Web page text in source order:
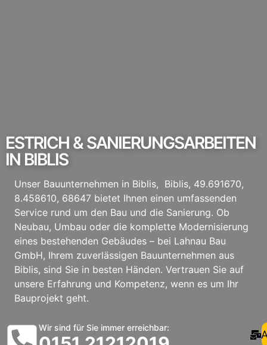
ESTRICH & SANIERUNGSARBEITEN
IN BIBLIS
Unser Bauunternehmen in Biblis, Biblis, 49.691670,
8.458610, 68647 bietet Ihnen einen umfassenden
Service rund um den Bau und die Sanierung. Ob
Neubau, Umbau oder die komplette Modernisierung
eines bestehenden Gebäudes – bei Lahnau Bau
GmbH, Ihrem zuverlässigen Bauunternehmen aus
Biblis, sind Sie in besten Händen. Vertrauen Sie auf
unsere Erfahrung und Kompetenz, wenn es um Ihr
Bauprojekt geht.
Wir sind für Sie immer erreichbar: